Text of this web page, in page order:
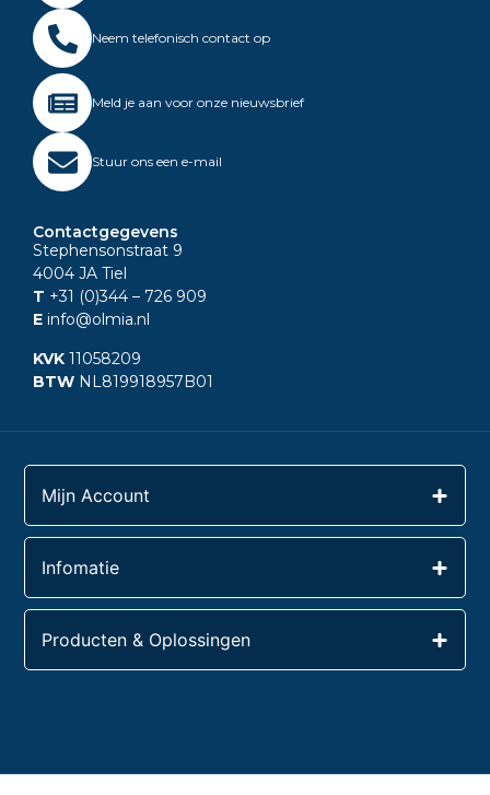
Neem telefonisch contact op
Meld je aan voor onze nieuwsbrief
Stuur ons een e-mail
Contactgegevens
Stephensonstraat 9
4004 JA Tiel
T +31 (0)344 – 726 909
E info@olmia.nl
KVK 11058209
BTW NL819918957B01
Mijn Account
Infomatie
Producten & Oplossingen